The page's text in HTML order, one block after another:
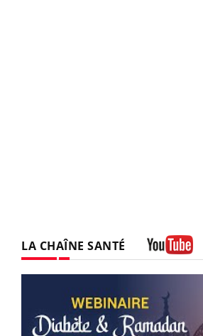
LA CHAÎNE SANTÉ